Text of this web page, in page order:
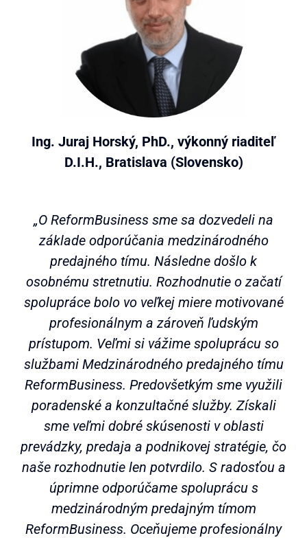
Ing. Juraj Horský, PhD., výkonný riaditeľ
D.I.H., Bratislava (Slovensko)
„O ReformBusiness sme sa dozvedeli na
základe odporúčania medzinárodného
predajného tímu. Následne došlo k
osobnému stretnutiu. Rozhodnutie o začatí
spolupráce bolo vo veľkej miere motivované
profesionálnym a zároveň ľudským
prístupom. Veľmi si vážime spoluprácu so
službami Medzinárodného predajného tímu
ReformBusiness. Predovšetkým sme využili
poradenské a konzultačné služby. Získali
sme veľmi dobré skúsenosti v oblasti
prevádzky, predaja a podnikovej stratégie, čo
naše rozhodnutie len potvrdilo. S radosťou a
úprimne odporúčame spoluprácu s
medzinárodným predajným tímom
ReformBusiness. Oceňujeme profesionálny